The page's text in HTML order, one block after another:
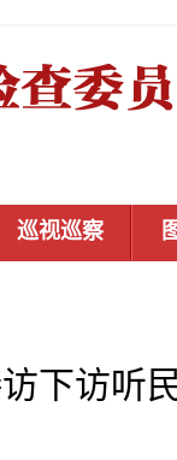
巡视巡察
下访听